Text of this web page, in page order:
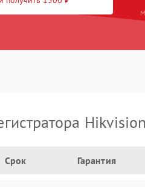
Hikvision
Срок Гарантия